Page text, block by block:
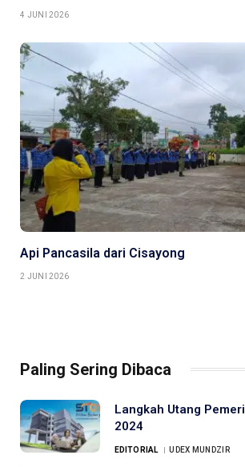
4 JUNI 2026
Api Pancasila dari Cisayong
2 JUNI 2026
Paling Sering Dibaca
Langkah Utang
2024
EDITORIAL UDEX MUNDZIR